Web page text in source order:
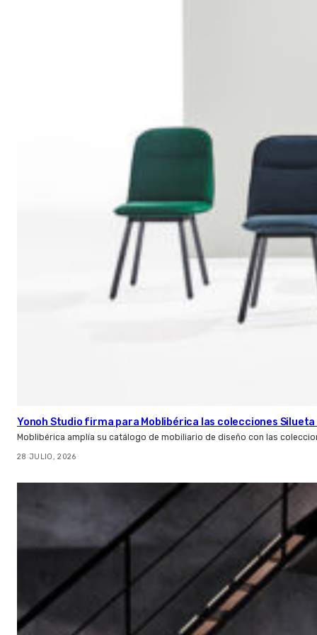
Yonoh Studio firma para Moblibérica las colecciones Silueta
Moblibérica amplía su catálogo de mobiliario de diseño con las
28 JULIO, 2026